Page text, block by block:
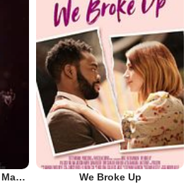
The American Society of Magical Negroes We Broke Up